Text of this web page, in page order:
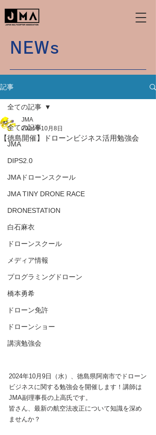
NEWs
記事
全ての記事
JMA
DIPS2.0
JMAドローンスクール
JMA TINY DRONE RACE
DRONESTATION
白石麻衣
ドローンスクール
メディア情報
プログラミングドローン
橋本勇希
ドローン免許
ドローンショー
講演勉強会
全ての記事
【徳島開催】ドローンビジネス活用勉強会
JMA
2024年10月8日
2024年10月9日（水）、徳島県阿南市でドローン
ビジネスに関する勉強会を開催します！講師は
JMA副理事長の上高氏です。
皆さん、最新の航空法改正について知識を深め
ませんか？